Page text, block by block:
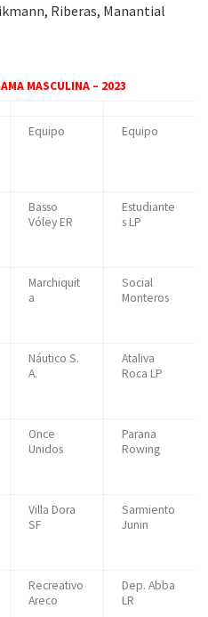
Riberas, Manantial
MASCULINA – 2023
Equipo Equipo
Basso
Vóley ER
Estudiante
s LP
Marchiquit
a
Social
Monteros
Náutico S.
A.
Ataliva
Roca LP
Once
Unidos
Parana
Rowing
Villa Dora
SF
Sarmiento
Junin
Recreativo
Areco
Dep. Abba
LR